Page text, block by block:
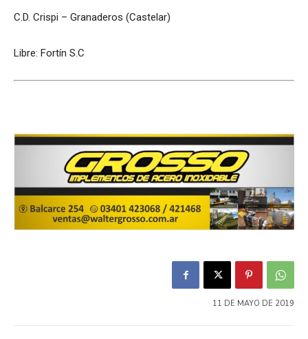
C.D. Crispi – Granaderos (Castelar)
Libre: Fortín S.C
11 DE MAYO DE 2019